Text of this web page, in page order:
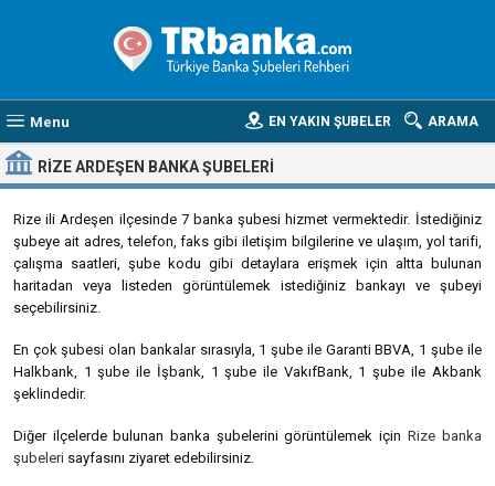
Menu ARAMA
EN YAKIN ŞUBELER
RIZE ARDEŞEN BANKA ŞUBELERI
Rize ili Ardeşen ilçesinde 7 banka şubesi hizmet vermektedir. İstediğiniz
şubeye ait adres, telefon, faks gibi iletişim bilgilerine ve ulaşım, yol tarifi,
çalışma saatleri, şube kodu gibi detaylara erişmek için altta bulunan
haritadan veya listeden görüntülemek istediğiniz bankayı ve şubeyi
seçebilirsiniz.
En çok şubesi olan bankalar sırasıyla, 1 şube ile Garanti BBVA, 1 şube ile
Halkbank, 1 şube ile İşbank, 1 şube ile VakıfBank, 1 şube ile Akbank
şeklindedir.
Diğer ilçelerde bulunan banka şubelerini görüntülemek için Rize banka
şubeleri sayfasını ziyaret edebilirsiniz.